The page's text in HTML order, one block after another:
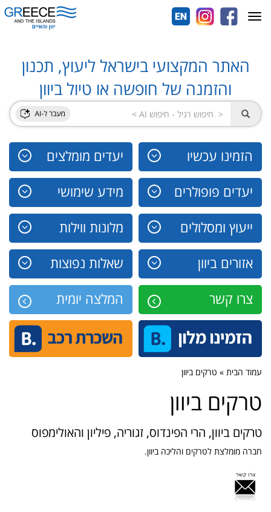
האתר המקצועי בישראל ליעוץ, תכנון
והזמנה של חופשה או טיול ביוון
הזמינו עכשיו יעדים מומלצים
יעדים פופולרים מידע שימושי
ייעוץ ומסלולים מלונות ווילות
אזורים ביוון שאלות נפוצות
צרו קשר המלצה יומית
Toggle
navigation
עמוד הבית » טרקים ביוון
טרקים ביוון
טרקים ביוון, הרי הפינדוס, זגוריה, פיליון והאולימפוס
חברה מומלצת לטרקים והליכה ביוון.